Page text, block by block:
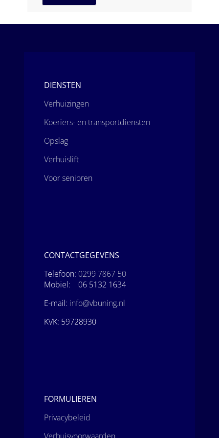
u
r
*
c
DIENSTEN
Verhuizingen
Koeriers- en transportdiensten
Opslag
Verhuislift
Voor senioren
CONTACTGEGEVENS
Telefoon: 0299 7867 50
Mobiel: 06 5132 1634
E-mail: info@vbuning.nl
KVK: 59728930
FORMULIEREN
Privacybeleid